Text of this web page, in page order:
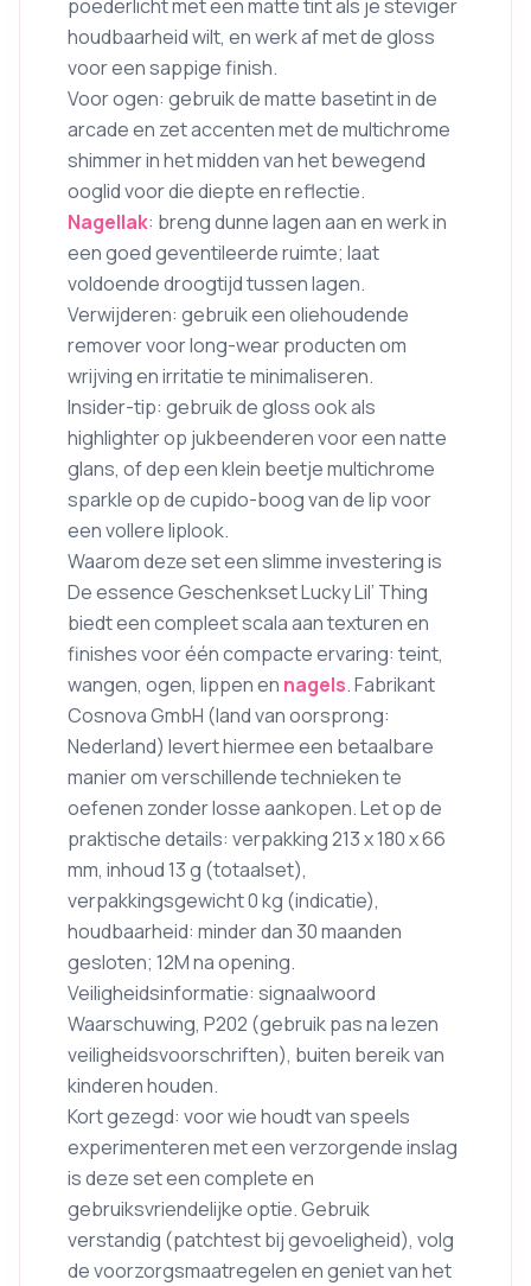
poederlicht met een matte tint als je steviger
houdbaarheid wilt, en werk af met de gloss
voor een sappige finish.
Voor ogen: gebruik de matte basetint in de
arcade en zet accenten met de multichrome
shimmer in het midden van het bewegend
ooglid voor die diepte en reflectie.
Nagellak: breng dunne lagen aan en werk in
een goed geventileerde ruimte; laat
voldoende droogtijd tussen lagen.
Verwijderen: gebruik een oliehoudende
remover voor long-wear producten om
wrijving en irritatie te minimaliseren.
Insider-tip: gebruik de gloss ook als
highlighter op jukbeenderen voor een natte
glans, of dep een klein beetje multichrome
sparkle op de cupido-boog van de lip voor
een vollere liplook.
Waarom deze set een slimme investering is
De essence Geschenkset Lucky Lil’ Thing
biedt een compleet scala aan texturen en
finishes voor één compacte ervaring: teint,
wangen, ogen, lippen en nagels. Fabrikant
Cosnova GmbH (land van oorsprong:
Nederland) levert hiermee een betaalbare
manier om verschillende technieken te
oefenen zonder losse aankopen. Let op de
praktische details: verpakking 213 x 180 x 66
mm, inhoud 13 g (totaalset),
verpakkingsgewicht 0 kg (indicatie),
houdbaarheid: minder dan 30 maanden
gesloten; 12M na opening.
Veiligheidsinformatie: signaalwoord
Waarschuwing, P202 (gebruik pas na lezen
veiligheidsvoorschriften), buiten bereik van
kinderen houden.
Kort gezegd: voor wie houdt van speels
experimenteren met een verzorgende inslag
is deze set een complete en
gebruiksvriendelijke optie. Gebruik
verstandig (patchtest bij gevoeligheid), volg
de voorzorgsmaatregelen en geniet van het